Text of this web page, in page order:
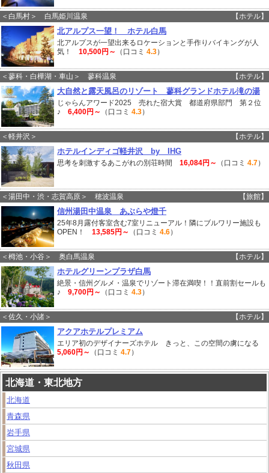
＜白馬村＞ 白馬姫川温泉 【ホテル】
北アルプス一望！ ホテル白馬
北アルプスが一望出来るロケーションと手作りバイキングが人
気！ 10,500円～ （口コミ 4.3）
＜蓼科・白樺湖・車山＞ 蓼科温泉 【ホテル】
大自然と露天風呂のリゾート 蓼科グランドホテル滝の湯
じゃらんアワード2025 売れた宿大賞 都道府県部門 第２位
♪ 6,400円～ （口コミ 4.3）
＜軽井沢＞ 【ホテル】
ホテルインディゴ軽井沢 by IHG
思考を刺激するあこがれの別荘時間 16,084円～ （口コミ 4.7）
＜湯田中・渋・志賀高原＞ 穂波温泉 【旅館】
信州湯田中温泉 あぶらや燈千
25年8月露付客室含む7室リニューアル！隣にブルワリー施設も
OPEN！ 13,585円～ （口コミ 4.6）
＜栂池・小谷＞ 奥白馬温泉 【ホテル】
ホテルグリーンプラザ白馬
絶景・信州グルメ・温泉でリゾート滞在満喫！！直前割セールも
♪ 9,700円～ （口コミ 4.3）
＜佐久・小諸＞ 【ホテル】
アクアホテルプレミアム
エリア初のデザイナーズホテル きっと、この空間の虜になる
5,060円～
（口コミ 4.7）
北海道・東北地方
北海道
青森県
岩手県
宮城県
秋田県